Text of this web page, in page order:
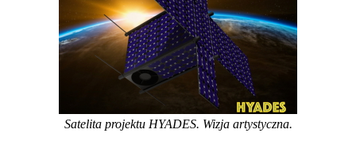
Satelita projektu HYADES. Wizja artystyczna.